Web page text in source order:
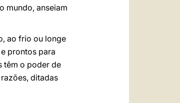
mundo, anseiam
ao frio ou longe
prontos para
têm o poder de
ditadas